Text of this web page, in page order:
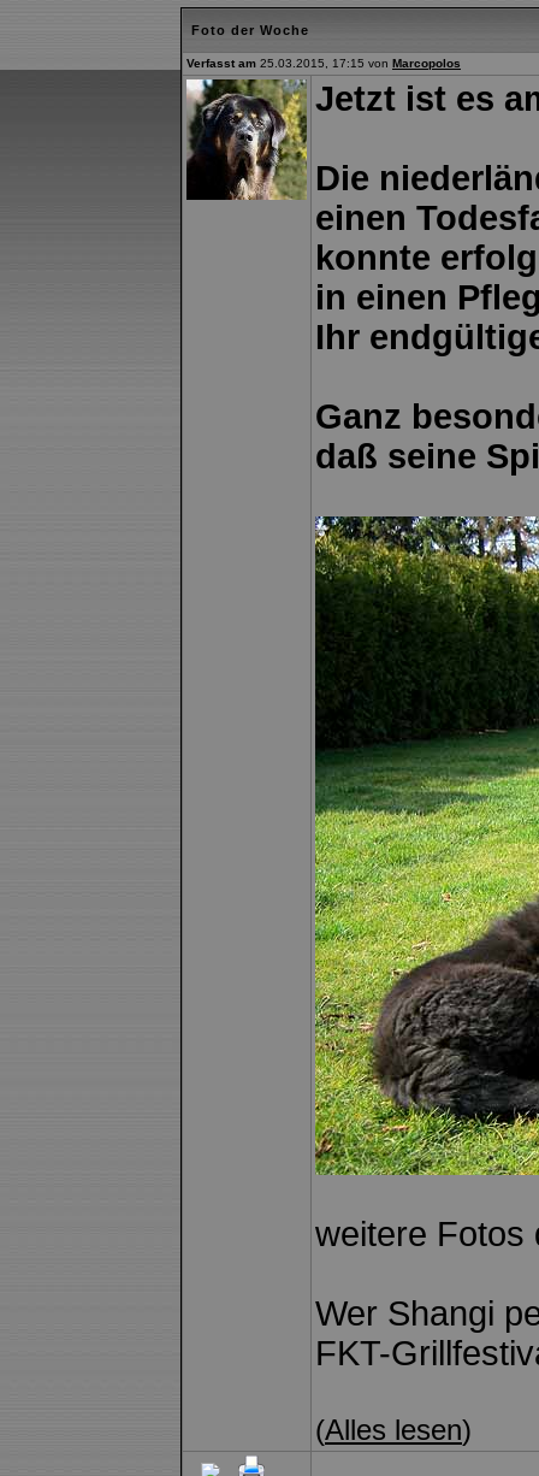
Foto der Woche
Verfasst am 25.03.2015, 17:15 von Marcopolos
Jetzt ist es
Die
einen
konnte
in einen
Ihr
Ganz
daß seine
weitere Fotos
Wer Shangi
FKT-
(Alles lesen)